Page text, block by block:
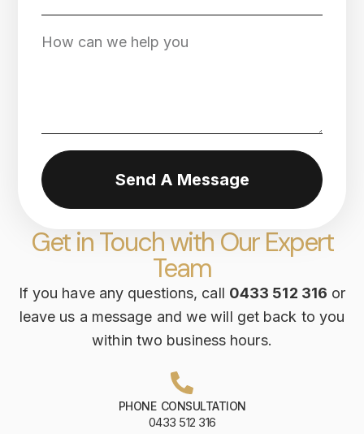
Get in Touch with Our Expert
Team
If you have any questions, call 0433 512 316 or
leave us a message and we will get back to you
within two business hours.
PHONE CONSULTATION
0433 512 316
Send A Message